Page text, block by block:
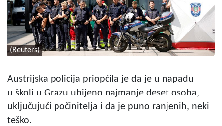
(Reuters)
Austrijska policija priopćila je da je u napadu
u školi u Grazu ubijeno najmanje deset osoba,
uključujući počinitelja i da je puno ranjenih, neki
teško.